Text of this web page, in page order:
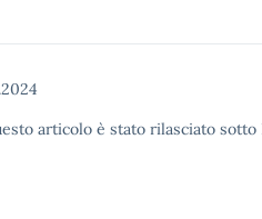
articolo è stato rilasciato